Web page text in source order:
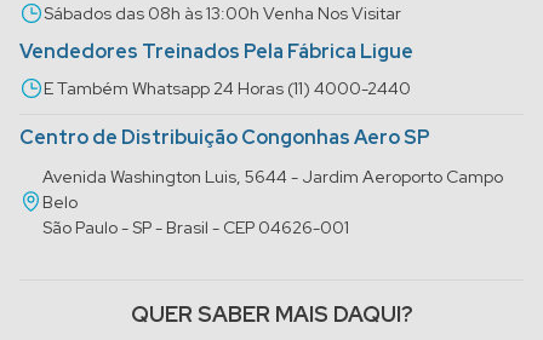
Sábados das 08h às 13:00h Venha Nos Visitar
Vendedores Treinados Pela Fábrica Ligue
E Também Whatsapp 24 Horas (11) 4000-2440
Centro de Distribuição Congonhas Aero SP
Avenida Washington Luis, 5644 - Jardim Aeroporto Campo
Belo
São Paulo - SP - Brasil - CEP 04626-001
QUER SABER MAIS DAQUI?